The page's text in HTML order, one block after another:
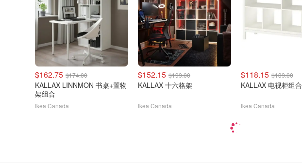
$162.75 $174.00
KALLAX LINNMON 书桌+置物
架组合
Ikea Canada
$152.15 $199.00
KALLAX 十六格架
Ikea Canada
$118.15 $139.00
KALLAX 电视柜组合
Ikea Canada